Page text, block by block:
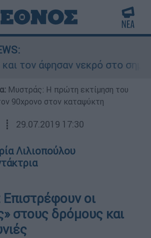
άφησαν νεκρό στο σημείο
Μυστράς: Η πρώτη εκτίμηση του
90χρονο στον καταψύκτη
┋ 29.07.2019 17:30
Λιλιοπούλου
οι
στους δρόμους και